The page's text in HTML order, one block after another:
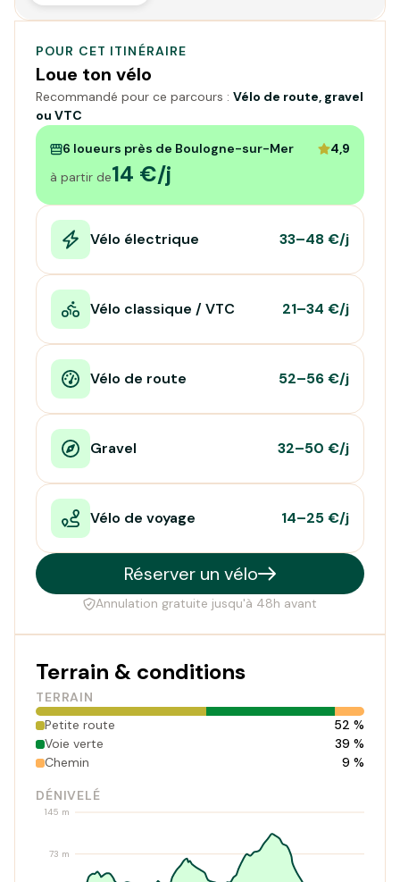
POUR CET ITINÉRAIRE
Loue ton vélo
Recommandé pour ce parcours : Vélo de route, gravel
ou VTC
6 loueurs près de Boulogne-sur-Mer
4,9
à partir de14 €/j
Vélo électrique 33–48 €/j
Vélo classique / VTC 21–34 €/j
Vélo de route 52–56 €/j
Gravel 32–50 €/j
Vélo de voyage 14–25 €/j
Réserver un vélo
Annulation gratuite jusqu'à 48h avant
Terrain & conditions
TERRAIN
Petite route
52 %
Voie verte
39 %
Chemin
9 %
DÉNIVELÉ
73 m
145 m